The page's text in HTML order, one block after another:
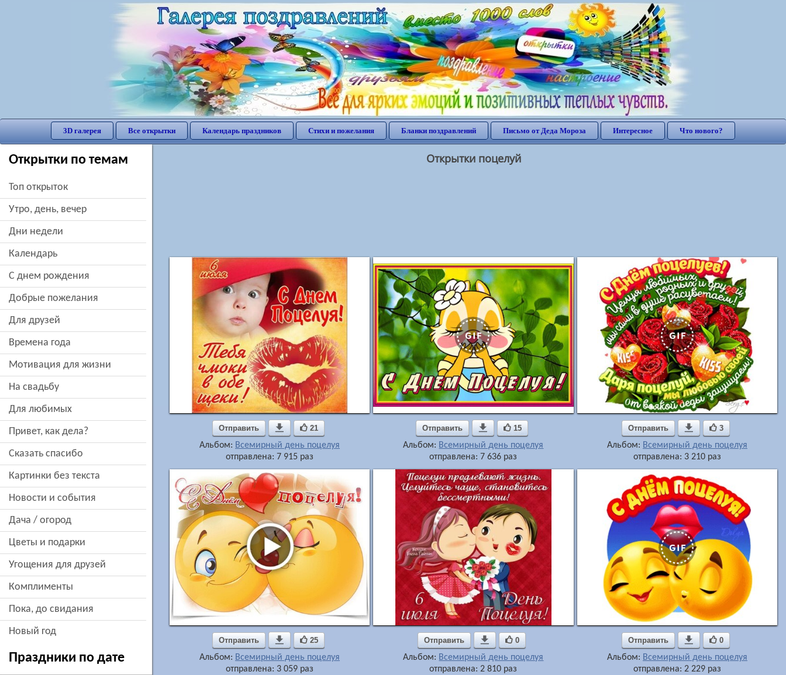
3D галерея Все открытки Календарь праздников Стихи и пожелания Бланки поздравлений Письмо от Деда Мороза Интересное Что нового?
Открытки по темам
Топ открыток
утро, день, вечер
дни недели
Календарь
c днем рождения
добрые пожелания
для друзей
времена года
мотивация для жизни
на свадьбу
для любимых
привет, как дела?
сказать спасибо
картинки без текста
новости и события
дача / огород
цветы и подарки
угощения для друзей
комплименты
пока, до свидания
новый год
Праздники по дате
Открытки поцелуй
Отправить  21
Альбом: Всемирный день поцелуя
отправлена: 7 915 раз
Отправить  15
Альбом: Всемирный день поцелуя
отправлена: 7 636 раз
Отправить  3
Альбом: Всемирный день поцелуя
отправлена: 3 210 раз
Отправить  25
Альбом: Всемирный день поцелуя
отправлена: 3 059 раз
Отправить  0
Альбом: Всемирный день поцелуя
отправлена: 2 810 раз
Отправить  0
Альбом: Всемирный день поцелуя
отправлена: 2 229 раз